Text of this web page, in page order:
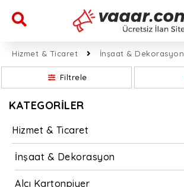
Hizmet & Ticaret İnşaat & Dekorasyon
Filtrele
KATEGORİLER
Hizmet & Ticaret
İnşaat & Dekorasyon
Alçı Kartonpiyer